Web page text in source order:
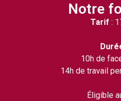
Notre
Tarif :
10h de
14h de travail
Éligible